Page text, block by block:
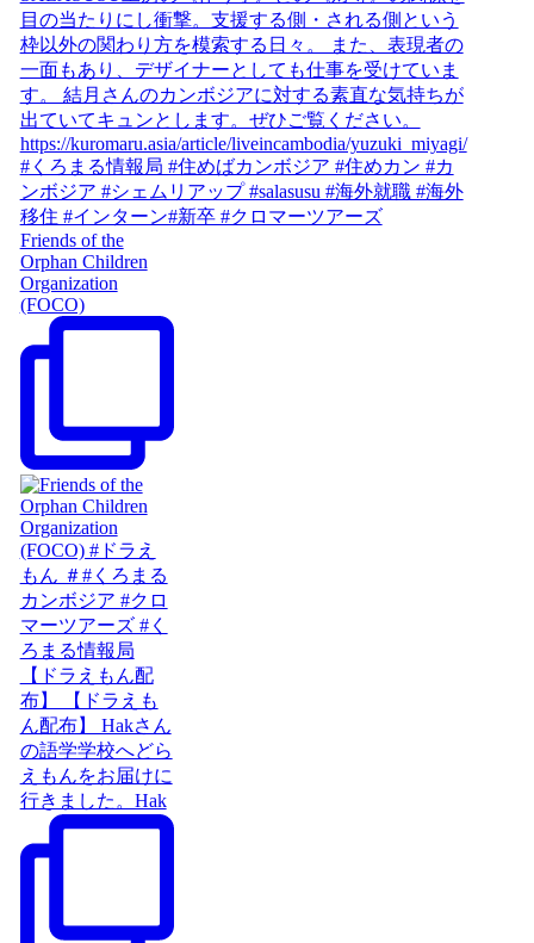
Friends of the
Orphan Children
Organization
(FOCO)
【ドラえもん配
布】 【ドラえも
ん配布】 Hakさん
の語学学校へどら
えもんをお届けに
行きました。Hak